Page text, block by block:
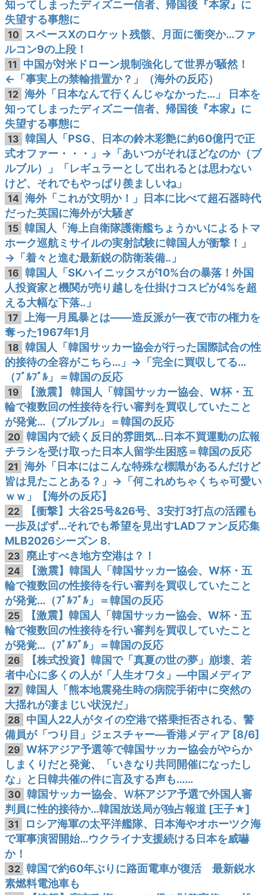
知ってしまったディズニー信者、帰国後『本家』に
失望する事態に
10
スペースXのロケット残骸、月面に衝突か…ファ
ルコン9の上段！
11
中国が対米ドローン規制強化して世界が騒然！
←「事実上の禁輸措置か？」（海外の反応）
12 海外「日本なんて行くんじゃなかった…」 日本を
知ってしまったディズニー信者、帰国後『本家』に
失望する事態に
13 韓国人「PSG、日本の鈴木彩艶に約60億円で正
式オファー・・・」→「あいつがそれほどなのか（ブ
ルブル）」「レギュラーとして出れるとは思わない
けど、それでもやっぱり羨ましいね」
14 海外「これが文明か！」日本に比べて超石器時代
だった英国に海外が大騒ぎ
15 韓国人「海上自衛隊護衛艦ちょうかいによるトマ
ホーク巡航ミサイルの実射試験に韓国人が衝撃！」
→「着々と進む最新鋭の防衛装備‥」
16 韓国人「SKハイニックスが10%台の暴落！外国
人投資家と機関が売り越しを仕掛けコスピが4%を超
える大幅な下落‥」
17
上海一月風暴とは——造反派が一夜で市の権力を
奪った1967年1月
18 韓国人「韓国サッカー協会が行った国際試合の性
的接待の全容がこちら…」→「完全に買収してる…
（ﾌﾞﾙﾌﾞﾙ」＝韓国の反応
19
【激震】 韓国人「韓国サッカー協会、W杯・五
輪で複数回の性接待を行い審判を買収していたこと
が発覚…（ブルブル」＝韓国の反応
20 韓国内で続く反日的雰囲気…日本不買運動の広報
チラシを受け取った日本人留学生困惑＝韓国の反応
21
海外「日本にはこんな特殊な標識があるんだけど
皆は見たことある？」→「何これめちゃくちゃ可愛い
ｗｗ」【海外の反応】
22
【衝撃】大谷25号&26号、3安打3打点の活躍も
一歩及ばず…それでも希望を見出すLADファン反応集
MLB2026シーズン 8.
23 廃止すべき地方空港は？！
24
【激震】韓国人「韓国サッカー協会、W杯・五
輪で複数回の性接待を行い審判を買収していたこと
が発覚…（ﾌﾞﾙﾌﾞﾙ」＝韓国の反応
25
【激震】韓国人「韓国サッカー協会、W杯・五
輪で複数回の性接待を行い審判を買収していたこと
が発覚…（ﾌﾞﾙﾌﾞﾙ」＝韓国の反応
26
【株式投資】韓国で「真夏の世の夢」崩壊、若
者中心に多くの人が「人生オワタ」―中国メディア
27 韓国人「熊本地震発生時の病院手術中に突然の
大揺れが凄まじい状況だ」
28 中国人22人がタイの空港で搭乗拒否される、警
備員が「つり目」ジェスチャー―香港メディア [8/6]
29 W杯アジア予選等で韓国サッカー協会がやらか
しまくりだと発覚、「いきなり共同開催になったし
な」と日韓共催の件に言及する声も……
30 韓国サッカー協会、Ｗ杯アジア予選で外国人審
判員に性的接待か…韓国放送局が独占報道 [王子★]
31
ロシア海軍の太平洋艦隊、日本海やオホーツク海
で軍事演習開始…ウクライナ支援続ける日本を威嚇
か！
32 韓国で約60年ぶりに路面電車が復活 最新鋭水
素燃料電池車も